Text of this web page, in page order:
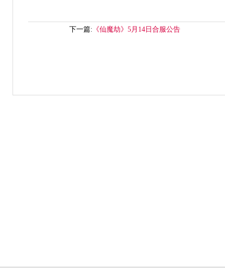
下一篇: 《仙魔劫》5月14日合服公告